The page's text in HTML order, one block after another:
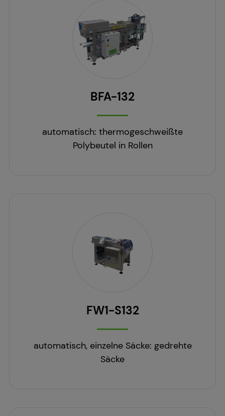
BFA-132
automatisch: thermogeschweißte
Polybeutel in Rollen
FW1-S132
automatisch, einzelne Säcke: gedrehte
Säcke